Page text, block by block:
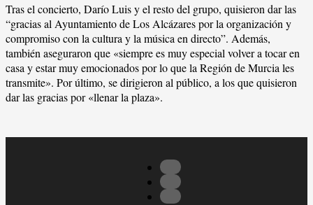
Tras el concierto, Darío Luis y el resto del grupo, quisieron dar las
“gracias al Ayuntamiento de Los Alcázares por la organización y
compromiso con la cultura y la música en directo”. Además,
también aseguraron que «siempre es muy especial volver a tocar en
casa y estar muy emocionados por lo que la Región de Murcia les
transmite». Por último, se dirigieron al público, a los que quisieron
dar las gracias por «llenar la plaza».